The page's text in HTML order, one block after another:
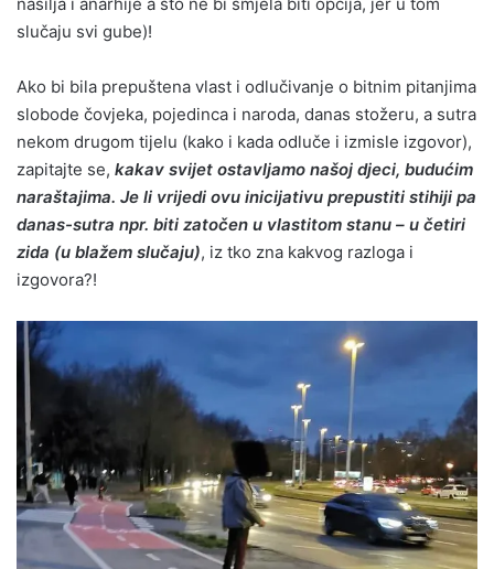
nasilja i anarhije a što ne bi smjela biti opcija, jer u tom
slučaju svi gube)!
Ako bi bila prepuštena vlast i odlučivanje o bitnim pitanjima
slobode čovjeka, pojedinca i naroda, danas stožeru, a sutra
nekom drugom tijelu (kako i kada odluče i izmisle izgovor),
zapitajte se, kakav svijet ostavljamo našoj djeci, budućim
naraštajima. Je li vrijedi ovu inicijativu prepustiti stihiji pa
danas-sutra npr. biti zatočen u vlastitom stanu – u četiri
zida (u blažem slučaju), iz tko zna kakvog razloga i
izgovora?!